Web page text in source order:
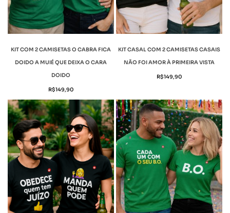
KIT COM 2 CAMISETAS O CABRA FICA
DOIDO A MUIÉ QUE DEIXA O CARA
DOIDO
R$149,90
KIT CASAL COM 2 CAMISETAS CASAIS
NÃO FOI AMOR À PRIMEIRA VISTA
R$149,90